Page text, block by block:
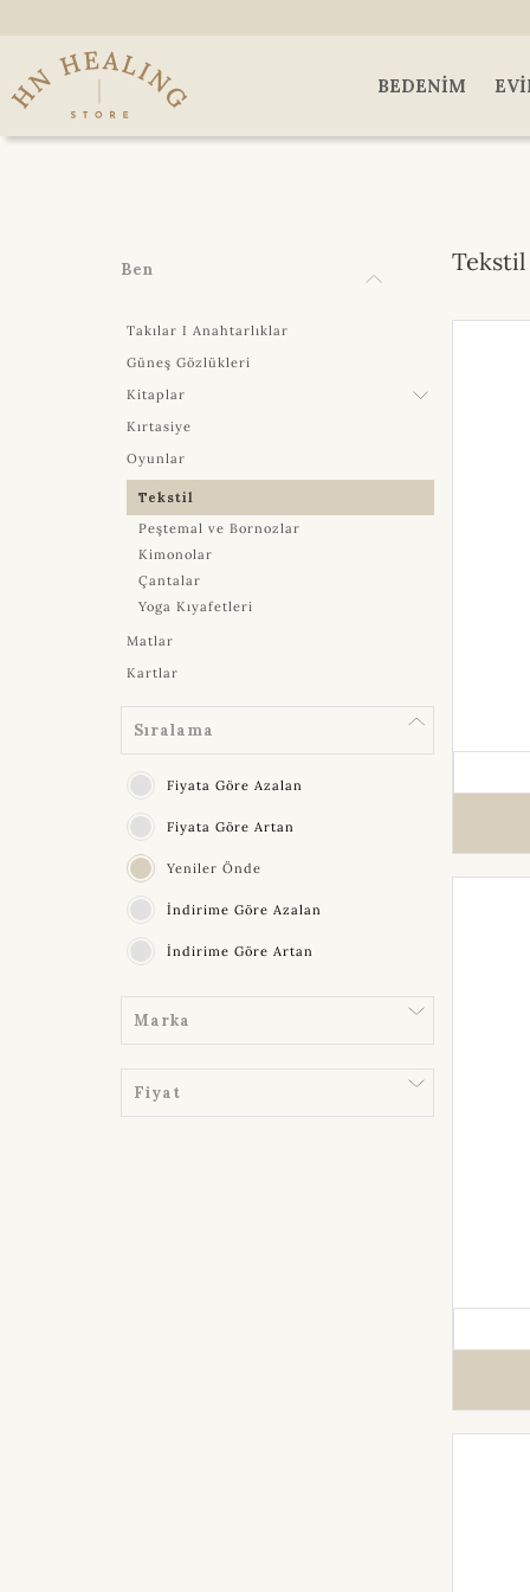
BEDENIM
Ben
Takılar I Anahtarlıklar
Güneş Gözlükleri
Kitaplar
Kırtasiye
Oyunlar
Tekstil
Peştemal ve Bornozlar
Kimonolar
Çantalar
Yoga Kıyafetleri
Matlar
Kartlar
Sıralama
Fiyata Göre Azalan
Fiyata Göre Artan
Yeniler Önde
İndirime Göre Azalan
İndirime Göre Artan
Marka
Fiyat
Tekstil